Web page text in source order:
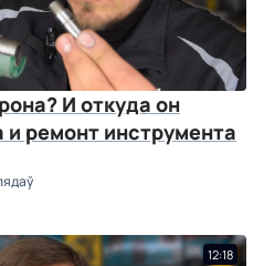
И откуда он
и ремонт инструмента
12:18